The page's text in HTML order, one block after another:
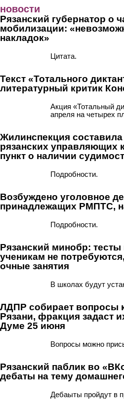
новости
Рязанский губернатор о
мобилизации:
накладок»
Цитата.
Текст «Тотального
литературный критик
Акция «Тотальный
апреля на четырех
Жилинспекция
рязанских управляющих
пункт о наличии
Подробности.
Возбуждено уголовное
принадлежащих РМПТС,
Подробности.
Рязанский минобр: тесты
ученикам не
очные занятия
В школах будут
ЛДПР собирает вопросы
Рязани, фракция задаст
Думе 25 июня
Вопросы можно
Рязанский паблик во
дебаты на тему
Дебаыты пройдут в